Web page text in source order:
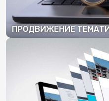
ПРОДВИЖЕНИЕ